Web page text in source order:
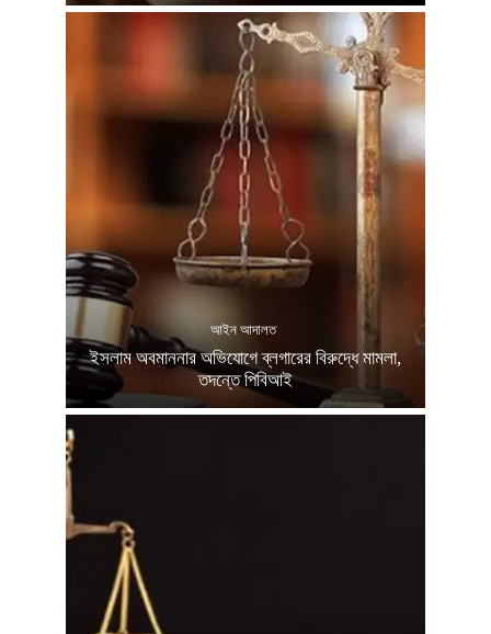
আইন আদালত
ইসলাম অবমাননার অভিযোগে ব্লগারের বিরুদ্ধে মামলা,
তদন্তে পিবিআই